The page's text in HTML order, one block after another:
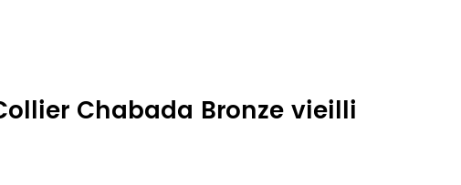
Chabada Bronze vieilli